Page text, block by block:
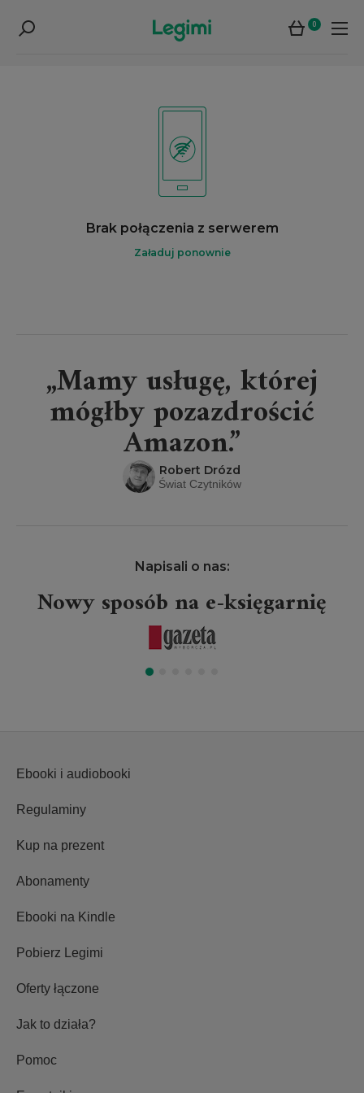
0
Brak połączenia z serwerem
Załaduj ponownie
„Mamy usługę, której
mógłby pozazdrościć
Amazon.”
Robert Drózd
Świat Czytników
Napisali o nas:
Nowy sposób na e-księgarnię
Ebooki i audiobooki
Regulaminy
Kup na prezent
Abonamenty
Ebooki na Kindle
Pobierz Legimi
Oferty łączone
Jak to działa?
Pomoc